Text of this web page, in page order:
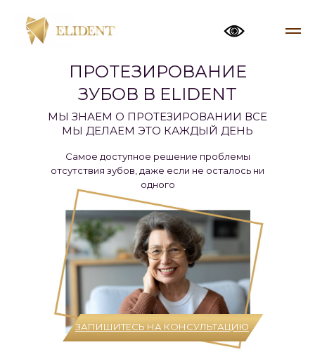
ПРОТЕЗИРОВАНИЕ
ЗУБОВ В ELIDENT
МЫ ЗНАЕМ О ПРОТЕЗИРОВАНИИ ВСЕ
МЫ ДЕЛАЕМ ЭТО КАЖДЫЙ ДЕНЬ
Самое доступное решение проблемы
отсутствия зубов, даже если не осталось ни
одного
ЗАПИШИТЕСЬ НА КОНСУЛЬТАЦИЮ